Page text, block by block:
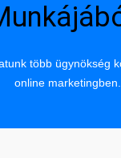
több ügynökség
online marketingben.